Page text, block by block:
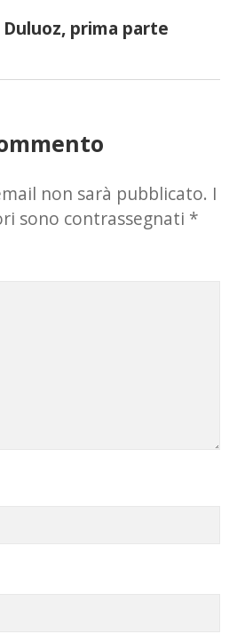
prima parte
non sarà pubblicato. I
sono contrassegnati *